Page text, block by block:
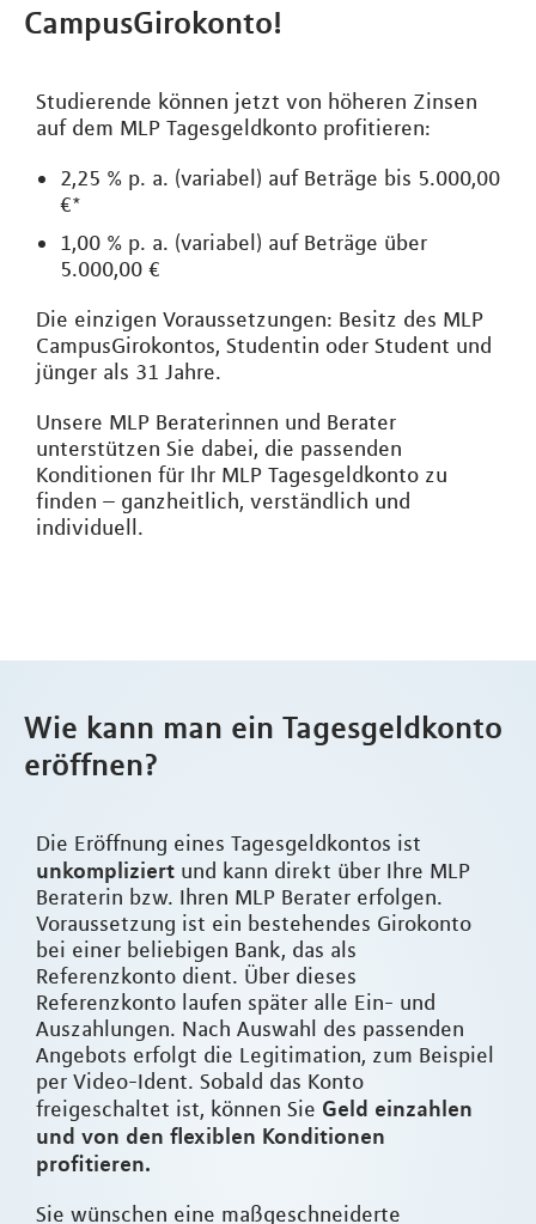
CampusGirokonto!
Studierende können jetzt von höheren Zinsen
auf dem MLP Tagesgeldkonto profitieren:
2,25 % p. a. (variabel) auf Beträge bis 5.000,00
€*
1,00 % p. a. (variabel) auf Beträge über
5.000,00 €
Die einzigen Voraussetzungen: Besitz des MLP
CampusGirokontos, Studentin oder Student und
jünger als 31 Jahre.
Unsere MLP Beraterinnen und Berater
unterstützen Sie dabei, die passenden
Konditionen für Ihr MLP Tagesgeldkonto zu
finden – ganzheitlich, verständlich und
individuell.
Wie kann man ein Tagesgeldkonto
eröffnen?
Die Eröffnung eines Tagesgeldkontos ist
unkompliziert und kann direkt über Ihre MLP
Beraterin bzw. Ihren MLP Berater erfolgen.
Voraussetzung ist ein bestehendes Girokonto
bei einer beliebigen Bank, das als
Referenzkonto dient. Über dieses
Referenzkonto laufen später alle Ein- und
Auszahlungen. Nach Auswahl des passenden
Angebots erfolgt die Legitimation, zum Beispiel
per Video-Ident. Sobald das Konto
freigeschaltet ist, können Sie Geld einzahlen
und von den flexiblen Konditionen
profitieren.
Sie wünschen eine maßgeschneiderte